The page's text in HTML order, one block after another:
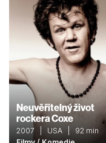
Neuvěřitelný život
rockera Coxe
2007 | USA | 92 min